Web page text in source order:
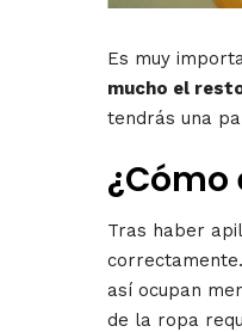
Es muy
mucho el
tendrás una
Tras haber
así ocupan
de la ropa